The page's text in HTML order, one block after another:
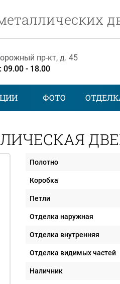
пр-кт, д. 45
09.00 - 18.00
ФОТО
Полотно
Коробка
Петли
Отделка наружная
Отделка внутренняя
Отделка видимых частей
Наличник